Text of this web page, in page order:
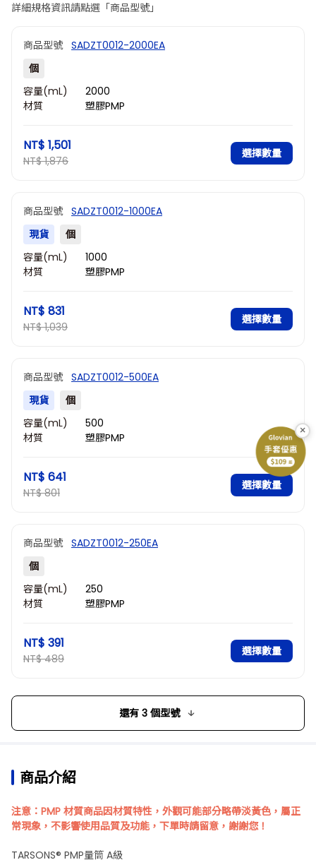
詳細規格資訊請點選「商品型號」
商品型號 SADZT0012-2000EA
個
容量(mL)
2000
材質
塑膠PMP
NT$ 1,501
NT$ 1,876
選擇數量
商品型號 SADZT0012-1000EA
現貨
個
容量(mL)
1000
材質
塑膠PMP
NT$ 831
NT$ 1,039
選擇數量
商品型號 SADZT0012-500EA
現貨
個
容量(mL)
500
材質
塑膠PMP
NT$ 641
NT$ 801
選擇數量
商品型號 SADZT0012-250EA
個
容量(mL)
250
材質
塑膠PMP
NT$ 391
NT$ 489
選擇數量
還有 3 個型號
商品介紹
注意：PMP 材質商品因材質特性，外觀可能部分略帶淡黃色，屬正
常現象，不影響使用品質及功能，下單時請留意，謝謝您！
TARSONS® PMP量筒 A級
×